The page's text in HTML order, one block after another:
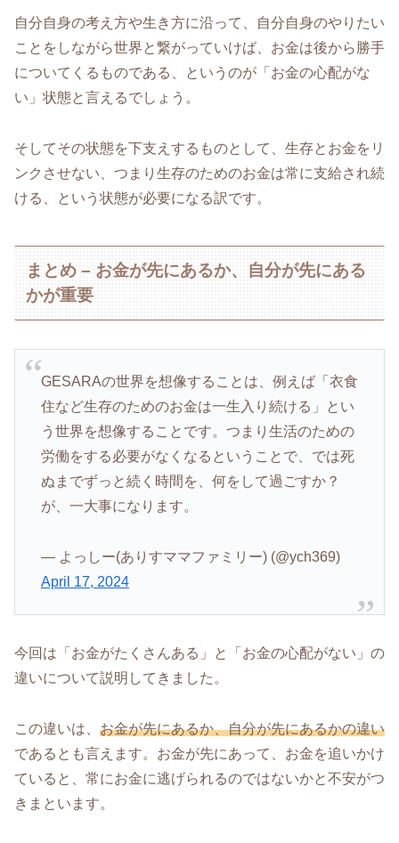
自分自身の考え方や生き方に沿って、自分自身のやりたい
ことをしながら世界と繋がっていけば、お金は後から勝手
についてくるものである、というのが「お金の心配がな
い」状態と言えるでしょう。
そしてその状態を下支えするものとして、生存とお金をリ
ンクさせない、つまり生存のためのお金は常に支給され続
ける、という状態が必要になる訳です。
まとめ – お金が先にあるか、自分が先にある
かが重要
GESARAの世界を想像することは、例えば「衣食
住など生存のためのお金は一生入り続ける」とい
う世界を想像することです。つまり生活のための
労働をする必要がなくなるということで、では死
ぬまでずっと続く時間を、何をして過ごすか？
が、一大事になります。
— よっしー(ありすママファミリー) (@ych369)
April 17, 2024
今回は「お金がたくさんある」と「お金の心配がない」の
違いについて説明してきました。
この違いは、 お金が先にあるか、自分が先にあるかの違い
であるとも言えます。お金が先にあって、お金を追いかけ
ていると、常にお金に逃げられるのではないかと不安がつ
きまといます。